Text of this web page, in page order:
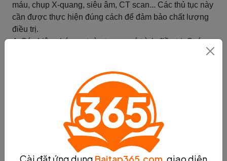
máu, chụp X-quang, siêu âm, CT scan... Các thủ tục này
cần được thực hiện đúng cách để đảm bảo chất lượng
điều trị.
4. Các biện pháp an toàn trong quá trình điều trị: Quá
hiện các biện pháp an toàn như đeo găng tay, khẩu
trang, sử dụng dung dịch khử trùng để tránh lây nhiễm
và phòng ngừa các tai biến trong quá trình điều trị.
Tóm lại, thực hiện quá trình điều trị đòi hỏi sự cẩn trọng
và chính xác. Bác sĩ cần xác định phương pháp điều trị
phù hợp với tình trạng bệnh của bệnh nhân, xác định
liều lượng và thời gian sử dụng, thực hiện các thủ tục